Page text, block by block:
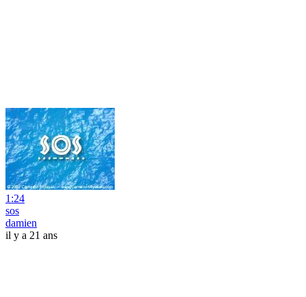
1:24
sos
damien
il y a 21 ans